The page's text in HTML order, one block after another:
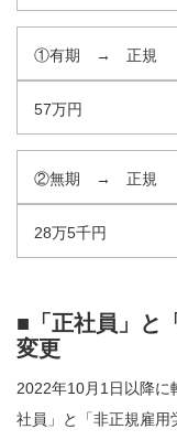
①有期 → 正規
57万円
②無期 → 正規
28万5千円
■「正社員」と
変更
2022年10月1日以降に
社員」と「非正規雇用